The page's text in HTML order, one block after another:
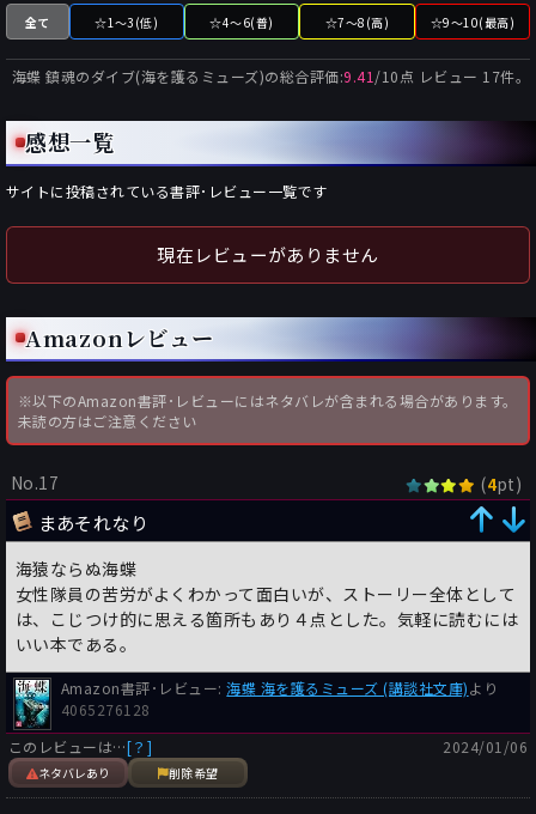
全て ☆1～3(低) ☆4～6(普) ☆7～8(高) ☆9～10(最高)
海蝶 鎮魂のダイブ(海を護るミューズ)の総合評価:9.41 /10点 レビュー 17件。
感想一覧
サイトに投稿されている書評･レビュー一覧です
現在レビューがありません
Amazonレビュー
※以下のAmazon書評･レビューにはネタバレが含まれる場合があります。
未読の方はご注意ください
No.17 (4pt)
まあそれなり
海猿ならぬ海蝶
女性隊員の苦労がよくわかって面白いが、ストーリー全体として
は、こじつけ的に思える箇所もあり４点とした。気軽に読むには
いい本である。
Amazon書評･レビュー:海蝶 海を護るミューズ (講談社文庫)より
4065276128
このレビューは…[？]
ネタバレあり 削除希望
2024/01/06